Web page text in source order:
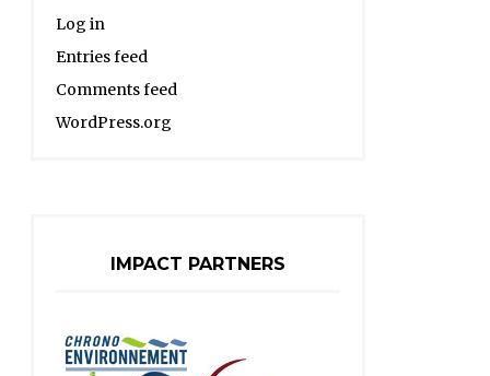
Log in
Entries feed
Comments feed
WordPress.org
IMPACT PARTNERS